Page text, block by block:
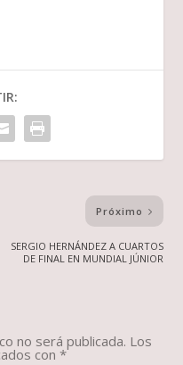
Próximo
SERGIO HERNÁNDEZ A CUARTOS
DE FINAL EN MUNDIAL JÚNIOR
no será publicada. Los
con*